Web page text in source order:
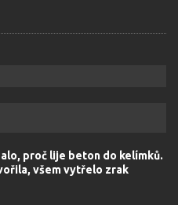
proč lije beton do kelímků.
všem vytřelo zrak